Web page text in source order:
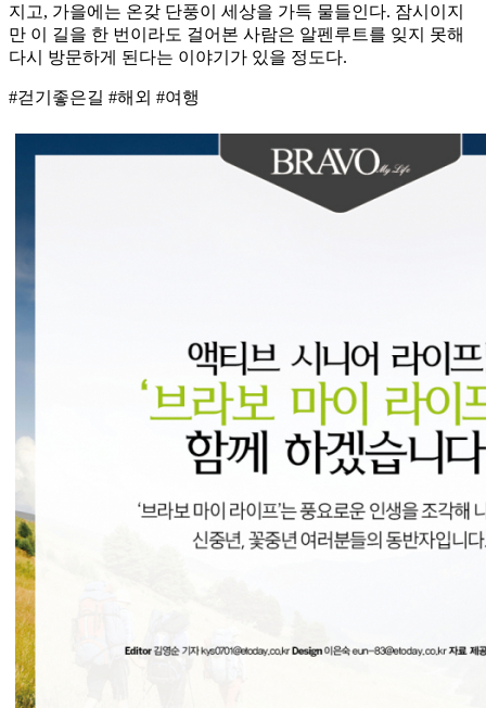
지고, 가을에는 온갖 단풍이 세상을 가득 물들인다. 잠시이지
만 이 길을 한 번이라도 걸어본 사람은 알펜루트를 잊지 못해
다시 방문하게 된다는 이야기가 있을 정도다.
#걷기좋은길 #해외 #여행